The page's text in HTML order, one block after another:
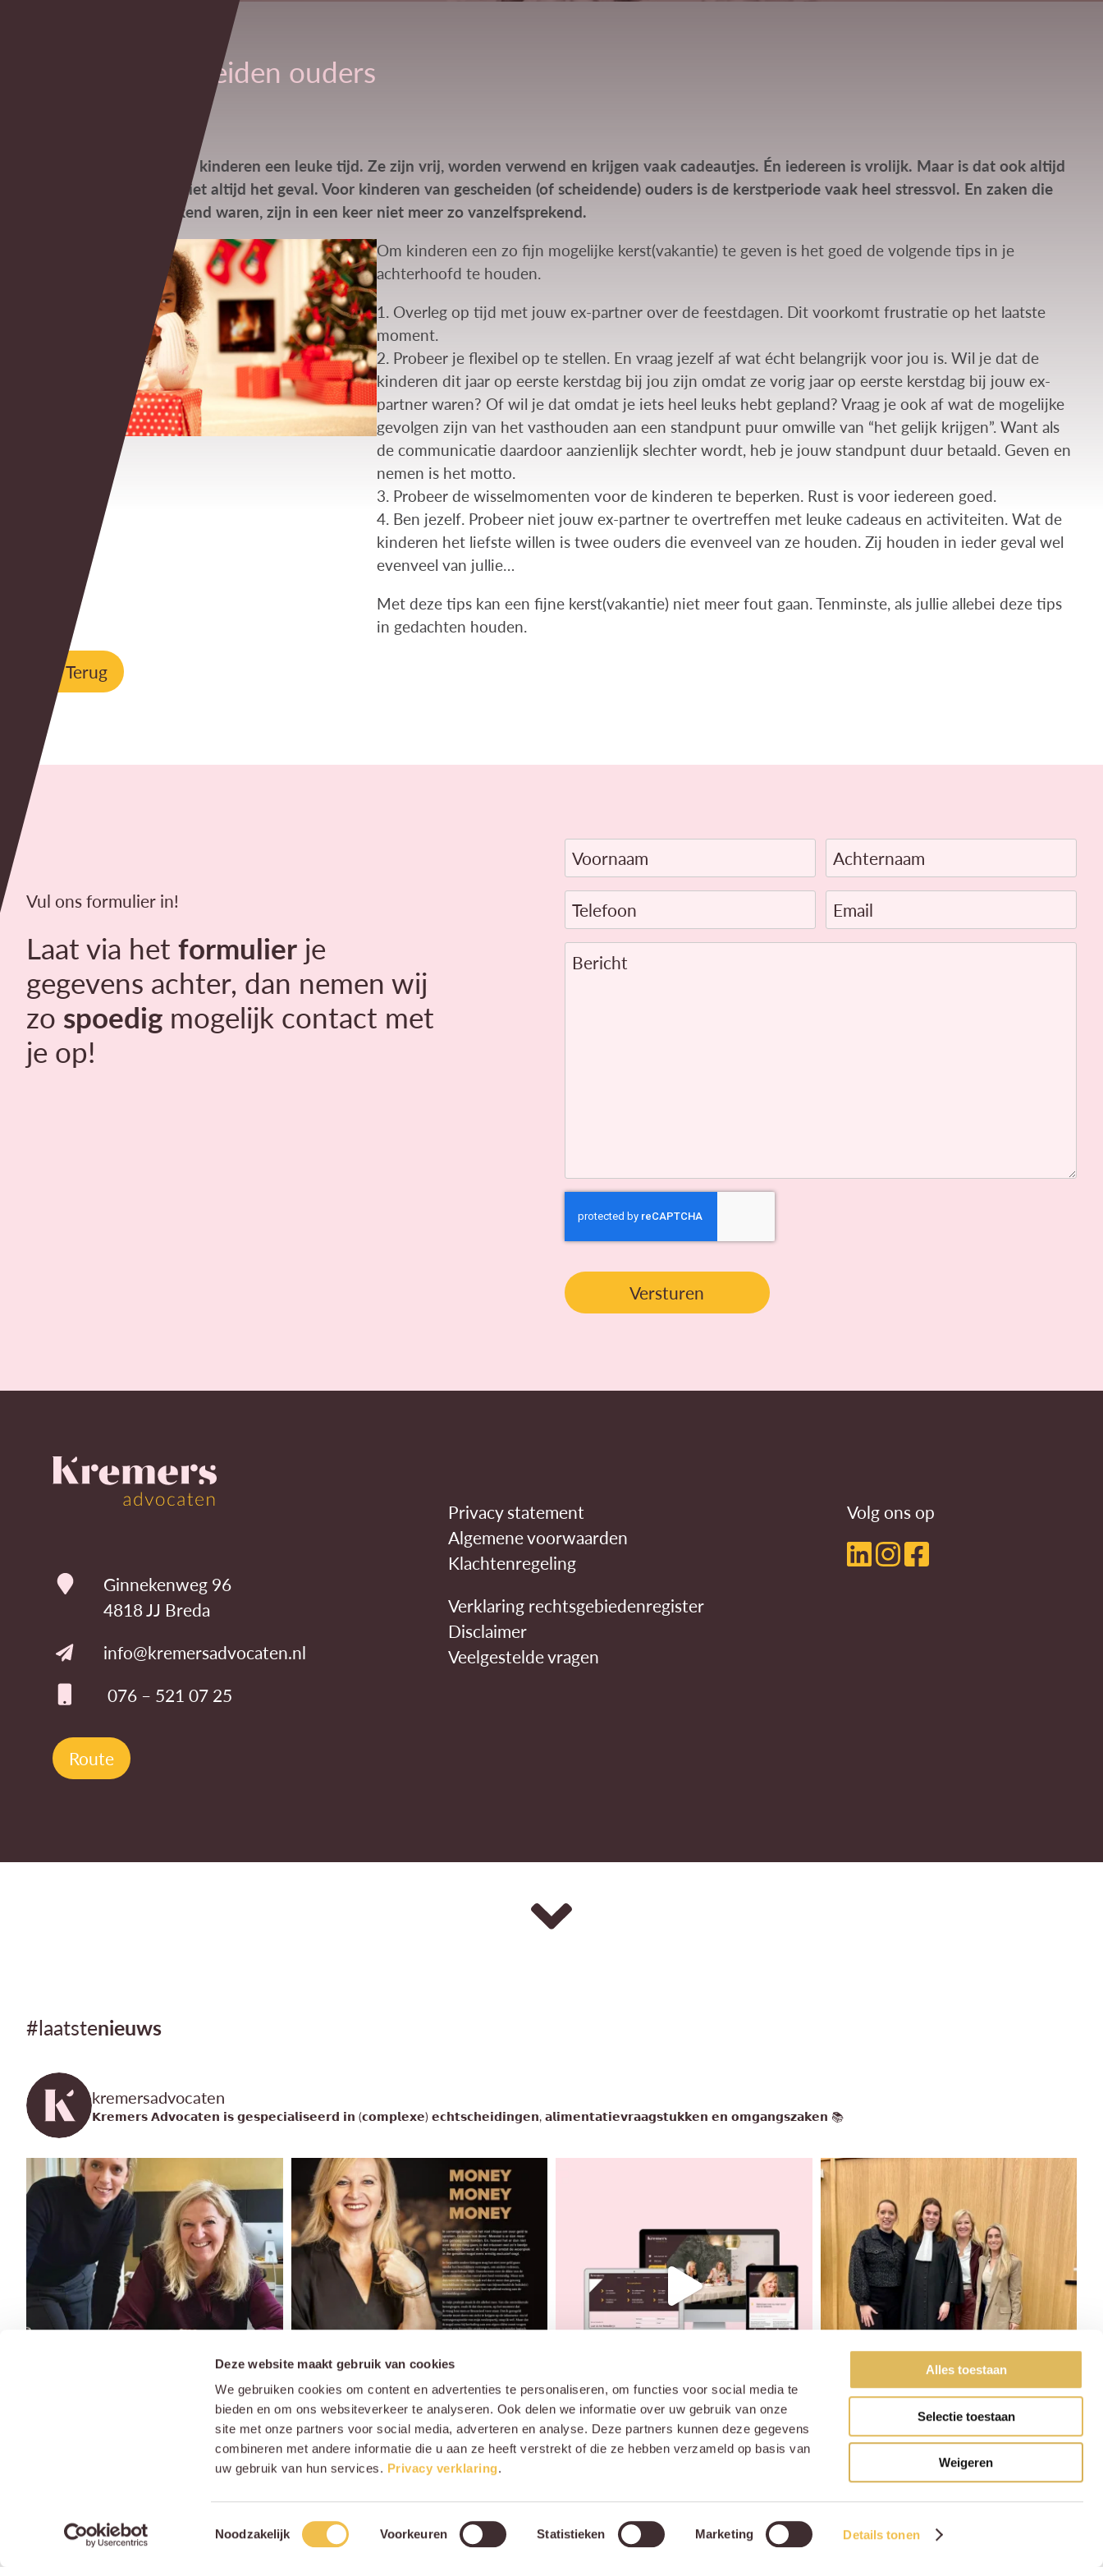
Deze website maakt gebruik van cookies
We gebruiken cookies om content en advertenties te personaliseren, om functies voor social media te
bieden en om ons websiteverkeer te analyseren. Ook delen we informatie over uw gebruik van onze
site met onze partners voor social media, adverteren en analyse. Deze partners kunnen deze gegevens
combineren met andere informatie die u aan ze heeft verstrekt of die ze hebben verzameld op basis van
uw gebruik van hun services. Privacy verklaring.
Toestemmingsselectie
Noodzakelijk Voorkeuren Statistieken Marketing Details tonen
Alles toestaan
Selectie toestaan
Weigeren
Kerst als gescheiden ouders
De kerstvakantie is voor kinderen een leuke tijd. Ze zijn vrij, worden verwend en krijgen vaak cadeautjes. Én iedereen is vrolijk. Maar is dat ook altijd
zo? Nee, helaas is dat niet altijd het geval. Voor kinderen van gescheiden (of scheidende) ouders is de kerstperiode vaak heel stressvol. En zaken die
voorheen vanzelfsprekend waren, zijn in een keer niet meer zo vanzelfsprekend.
Om kinderen een zo fijn mogelijke kerst(vakantie) te geven is het goed de volgende tips in je
achterhoofd te houden.
1. Overleg op tijd met jouw ex-partner over de feestdagen. Dit voorkomt frustratie op het laatste
moment.
2. Probeer je flexibel op te stellen. En vraag jezelf af wat écht belangrijk voor jou is. Wil je dat de
kinderen dit jaar op eerste kerstdag bij jou zijn omdat ze vorig jaar op eerste kerstdag bij jouw ex-
partner waren? Of wil je dat omdat je iets heel leuks hebt gepland? Vraag je ook af wat de mogelijke
gevolgen zijn van het vasthouden aan een standpunt puur omwille van “het gelijk krijgen”. Want als
de communicatie daardoor aanzienlijk slechter wordt, heb je jouw standpunt duur betaald. Geven en
nemen is het motto.
3. Probeer de wisselmomenten voor de kinderen te beperken. Rust is voor iedereen goed.
4. Ben jezelf. Probeer niet jouw ex-partner te overtreffen met leuke cadeaus en activiteiten. Wat de
kinderen het liefste willen is twee ouders die evenveel van ze houden. Zij houden in ieder geval wel
evenveel van jullie…
Met deze tips kan een fijne kerst(vakantie) niet meer fout gaan. Tenminste, als jullie allebei deze tips
in gedachten houden.
<< Terug
Vul ons formulier in!
Laat via het formulier je
gegevens achter, dan nemen wij
zo spoedig mogelijk contact met
je op!
Voornaam Achternaam
Telefoon Email
Bericht
Ginnekenweg 96
4818 JJ Breda
info@kremersadvocaten.nl
076 – 521 07 25
Route
Privacy statement
Algemene voorwaarden
Klachtenregeling
Verklaring rechtsgebiedenregister
Disclaimer
Veelgestelde vragen
Volg ons op
#laatstenieuws
kremersadvocaten
𝗞𝗿𝗲𝗺𝗲𝗿𝘀 𝗔𝗱𝘃𝗼𝗰𝗮𝘁𝗲𝗻 𝗶𝘀 𝗴𝗲𝘀𝗽𝗲𝗰𝗶𝗮𝗹𝗶𝘀𝗲𝗲𝗿𝗱 𝗶𝗻 (𝗰𝗼𝗺𝗽𝗹𝗲𝘅𝗲) 𝗲𝗰𝗵𝘁𝘀𝗰𝗵𝗲𝗶𝗱𝗶𝗻𝗴𝗲𝗻, 𝗮𝗹𝗶𝗺𝗲𝗻𝘁𝗮𝘁𝗶𝗲𝘃𝗿𝗮𝗮𝗴𝘀𝘁𝘂𝗸𝗸𝗲𝗻 𝗲𝗻 𝗼𝗺𝗴𝗮𝗻𝗴𝘀𝘇𝗮𝗸𝗲𝗻 📚
Meer laden Volg ons op Instagram
2026 | Website doorSilverfish